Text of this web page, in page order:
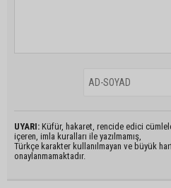
UYARI: Küfür, hakaret, rencide edici
içeren, imla kuralları ile yazılmamış,
Türkçe karakter kullanılmayan ve büyük
onaylanmamaktadır.